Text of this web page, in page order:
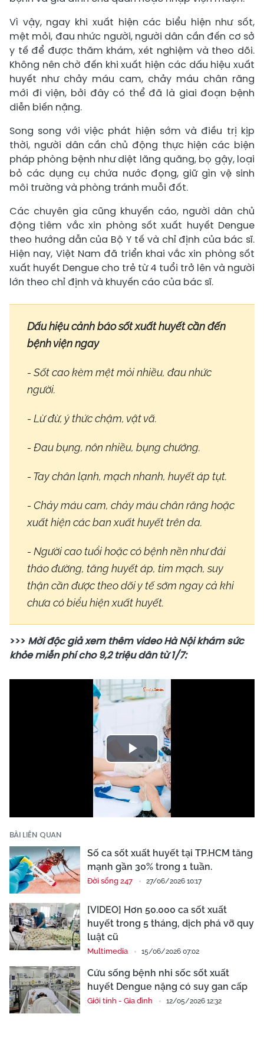
Vì vậy, ngay khi xuất hiện các biểu hiện như sốt,
mệt mỏi, đau nhức người, người dân cần đến cơ sở
y tế để được thăm khám, xét nghiệm và theo dõi.
Không nên chờ đến khi xuất hiện các dấu hiệu xuất
huyết như chảy máu cam, chảy máu chân răng
mới đi viện, bởi đây có thể đã là giai đoạn bệnh
diễn biến nặng.
Song song với việc phát hiện sớm và điều trị kịp
thời, người dân cần chủ động thực hiện các biện
pháp phòng bệnh như diệt lăng quăng, bọ gậy, loại
bỏ các dụng cụ chứa nước đọng, giữ gìn vệ sinh
môi trường và phòng tránh muỗi đốt.
Các chuyên gia cũng khuyến cáo, người dân chủ
động tiêm vắc xin phòng sốt xuất huyết Dengue
theo hướng dẫn của Bộ Y tế và chỉ định của bác sĩ.
Hiện nay, Việt Nam đã triển khai vắc xin phòng sốt
xuất huyết Dengue cho trẻ từ 4 tuổi trở lên và người
lớn theo chỉ định và khuyến cáo của bác sĩ.
Dấu hiệu cảnh báo sốt xuất huyết cần đến
bệnh viện ngay
- Sốt cao kèm mệt mỏi nhiều, đau nhức
người.
- Lừ đừ, ý thức chậm, vật vã.
- Đau bụng, nôn nhiều, bụng chướng.
- Tay chân lạnh, mạch nhanh, huyết áp tụt.
- Chảy máu cam, chảy máu chân răng hoặc
xuất hiện các ban xuất huyết trên da.
- Người cao tuổi hoặc có bệnh nền như đái
tháo đường, tăng huyết áp, tim mạch, suy
thận cần được theo dõi y tế sớm ngay cả khi
chưa có biểu hiện xuất huyết.
>>> Mời độc giả xem thêm video Hà Nội khám sức
khỏe miễn phí cho 9,2 triệu dân từ 1/7:
Play
Video
BÀI LIÊN QUAN
Số ca sốt xuất huyết tại TP.HCM tăng
mạnh gần 30% trong 1 tuần.
Đời sống 247 27/06/2026 10:17
[VIDEO] Hơn 50.000 ca sốt xuất
huyết trong 5 tháng, dịch phá vỡ quy
luật cũ
Multimedia 15/06/2026 07:02
Cứu sống bệnh nhi sốc sốt xuất
huyết Dengue nặng có suy gan cấp
Giới tính - Gia đình 12/05/2026 12:32